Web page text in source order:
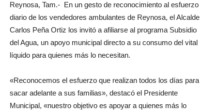
Reynosa, Tam.- En un gesto de reconocimiento al esfuerzo
diario de los vendedores ambulantes de Reynosa, el Alcalde
Carlos Peña Ortiz los invitó a afiliarse al programa Subsidio
del Agua, un apoyo municipal directo a su consumo del vital
líquido para quienes más lo necesitan.
«Reconocemos el esfuerzo que realizan todos los días para
sacar adelante a sus familias», destacó el Presidente
Municipal, «nuestro objetivo es apoyar a quienes más lo